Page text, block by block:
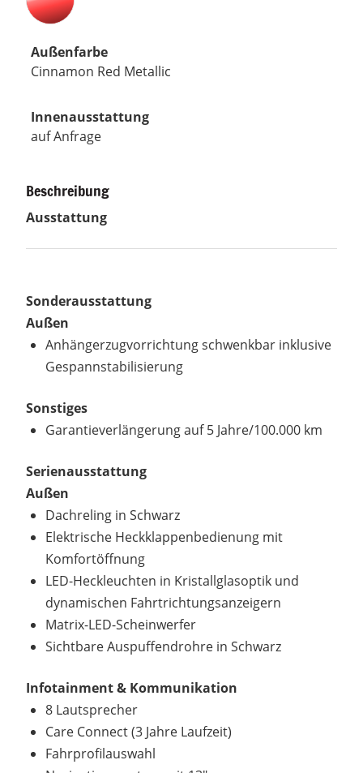
Außenfarbe
Cinnamon Red Metallic
Innenausstattung
auf Anfrage
Beschreibung
Ausstattung
Sonderausstattung
Außen
Anhängerzugvorrichtung schwenkbar inklusive
Gespannstabilisierung
Sonstiges
Garantieverlängerung auf 5 Jahre/100.000 km
Serienausstattung
Außen
Dachreling in Schwarz
Elektrische Heckklappenbedienung mit
Komfortöffnung
LED-Heckleuchten in Kristallglasoptik und
dynamischen Fahrtrichtungsanzeigern
Matrix-LED-Scheinwerfer
Sichtbare Auspuffendrohre in Schwarz
Infotainment & Kommunikation
8 Lautsprecher
Care Connect (3 Jahre Laufzeit)
Fahrprofilauswahl